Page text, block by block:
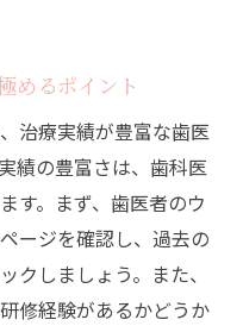
めるポイント
治療実績が豊富な歯医
績の豊富さは、歯科医
す。まず、歯医者のウ
ージを確認し、過去の
クしましょう。また、
修経験があるかどうか